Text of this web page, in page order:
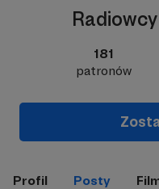
181
patronów
Profil Posty